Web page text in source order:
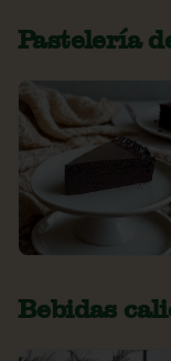
Pastelería
Bebidas